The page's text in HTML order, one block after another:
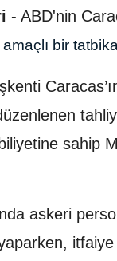
- ABD'nin
bir
sahip
askeri